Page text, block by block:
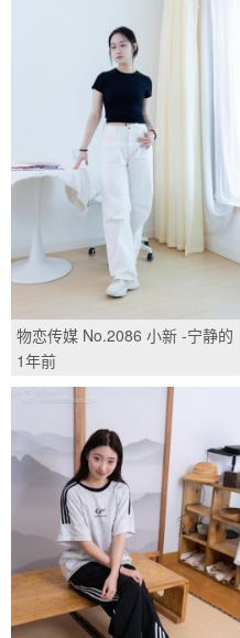
物恋传媒 No.2086 小新 -宁静的
海/(160P)
1年前